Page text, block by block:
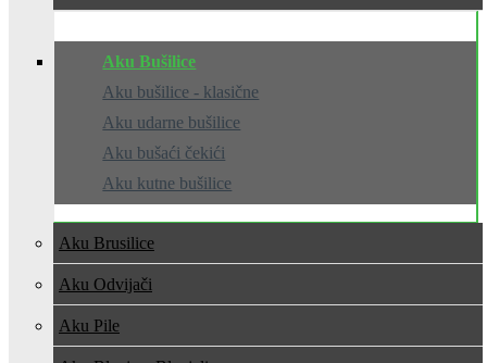
Aku Bušilice
Aku bušilice - klasične
Aku udarne bušilice
Aku bušaći čekići
Aku kutne bušilice
Aku Brusilice
Aku Odvijači
Aku Pile